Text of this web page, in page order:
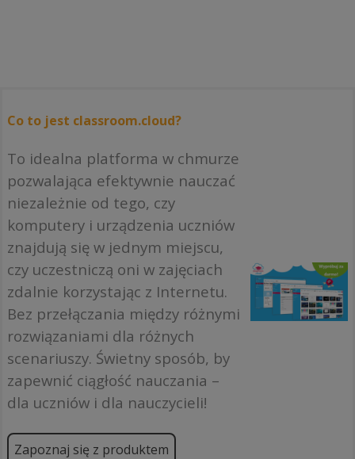
Co to jest classroom.cloud?
To idealna platforma w chmurze
pozwalająca efektywnie nauczać
niezależnie od tego, czy
komputery i urządzenia uczniów
znajdują się w jednym miejscu,
czy uczestniczą oni w zajęciach
zdalnie korzystając z Internetu.
Bez przełączania między różnymi
rozwiązaniami dla różnych
scenariuszy. Świetny sposób, by
zapewnić ciągłość nauczania –
dla uczniów i dla nauczycieli!
Zapoznaj się z produktem